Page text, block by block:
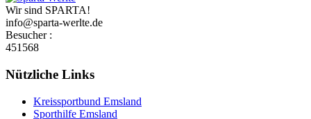
Wir sind SPARTA!
info@sparta-werlte.de
Besucher :
451568
Nützliche Links
Kreissportbund Emsland
Sporthilfe Emsland